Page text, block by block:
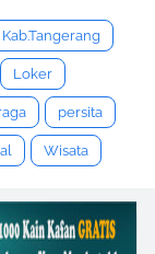
Kab.Tangerang
Loker
persita
Wisata